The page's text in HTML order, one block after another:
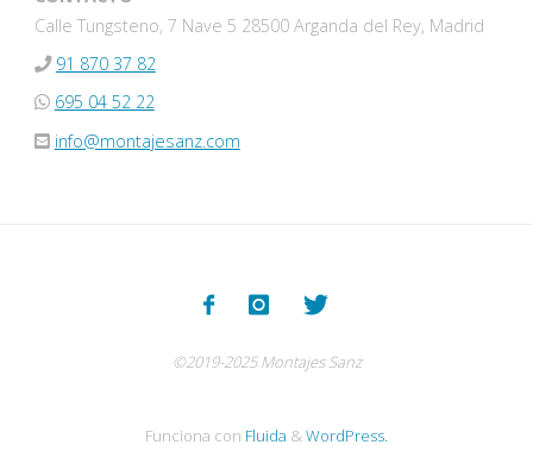
Calle Tungsteno, 7 Nave 5 28500 Arganda del Rey, Madrid
91 870 37 82
695 04 52 22
info@montajesanz.com
©2019-2025 Montajes Sanz
Funciona con Fluida &WordPress.